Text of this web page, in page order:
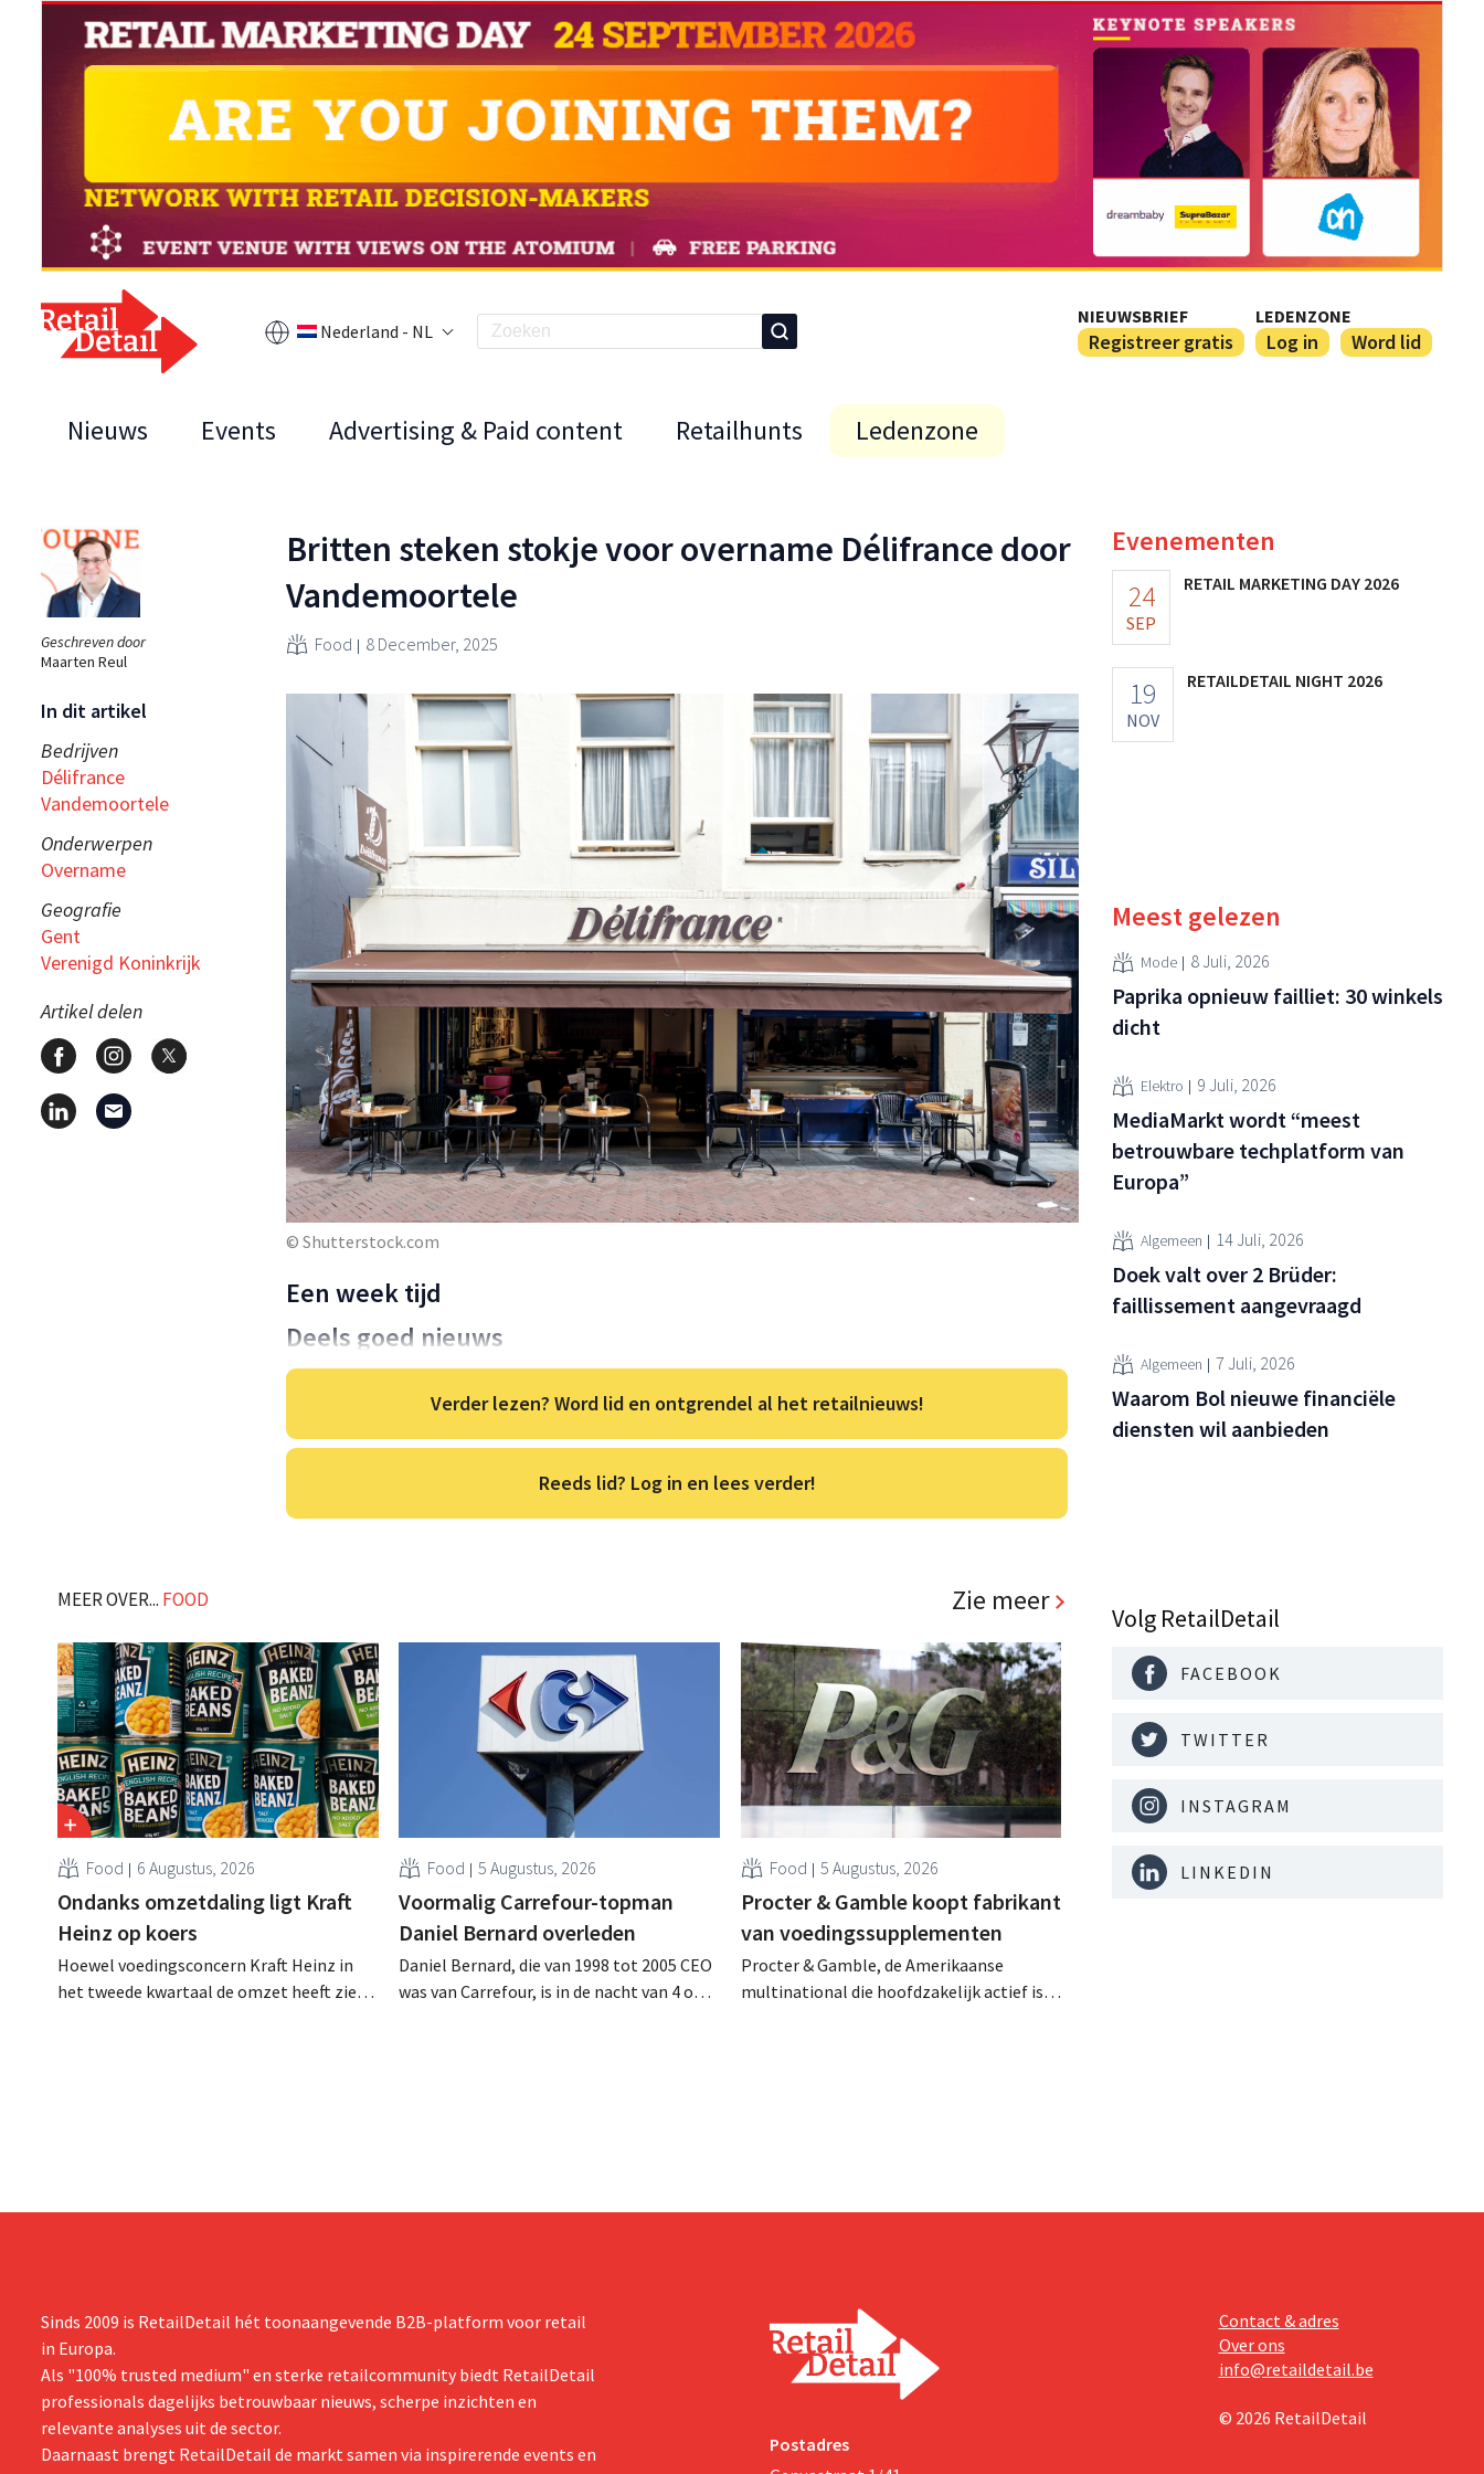
Nederland - NL
NIEUWSBRIEF
Registreer gratis
LEDENZONE
Log in Word lid
Nieuws Events Advertising & Paid content Retailhunts Ledenzone
Geschreven door
Maarten Reul
In dit artikel
Bedrijven
Délifrance
Vandemoortele
Onderwerpen
Overname
Geografie
Gent
Verenigd Koninkrijk
Artikel delen
Britten steken stokje voor overname Délifrance door
Vandemoortele
Food 8 December, 2025
© Shutterstock.com
Een week tijd
Deels goed nieuws
Verder lezen? Word lid en ontgrendel al het retailnieuws!
Reeds lid? Log in en lees verder!
MEER OVER... FOOD Zie meer
Food 6 Augustus, 2026
Ondanks omzetdaling ligt Kraft
Heinz op koers
Hoewel voedingsconcern Kraft Heinz in
het tweede kwartaal de omzet heeft zien
Food 5 Augustus, 2026
Voormalig Carrefour-topman
Daniel Bernard overleden
Daniel Bernard, die van 1998 tot 2005 CEO
was van Carrefour, is in de nacht van 4 op 5
Food 5 Augustus, 2026
Procter & Gamble koopt fabrikant
van voedingssupplementen
Procter & Gamble, de Amerikaanse
multinational die hoofdzakelijk actief is in
Evenementen
24
SEP
RETAIL MARKETING DAY 2026
19
NOV
RETAILDETAIL NIGHT 2026
Meest gelezen
Mode 8 Juli, 2026
Paprika opnieuw failliet: 30 winkels
dicht
Elektro 9 Juli, 2026
MediaMarkt wordt “meest
betrouwbare techplatform van
Europa”
Algemeen 14 Juli, 2026
Doek valt over 2 Brüder:
faillissement aangevraagd
Algemeen 7 Juli, 2026
Waarom Bol nieuwe financiële
diensten wil aanbieden
Volg RetailDetail
FACEBOOK
TWITTER
INSTAGRAM
LINKEDIN
Sinds 2009 is RetailDetail hét toonaangevende B2B-platform voor retail
in Europa.
Als "100% trusted medium" en sterke retailcommunity biedt RetailDetail
professionals dagelijks betrouwbaar nieuws, scherpe inzichten en
relevante analyses uit de sector.
Daarnaast brengt RetailDetail de markt samen via inspirerende events en
Postadres
Contact & adres
Over ons
info@retaildetail.be
© 2026 RetailDetail